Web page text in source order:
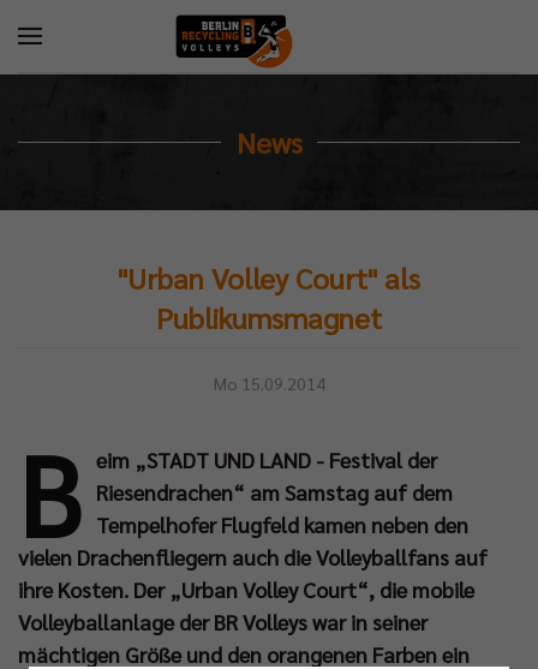
News
"Urban Volley Court" als
Publikumsmagnet
Mo 15.09.2014
B eim „STADT UND LAND - Festival der
Riesendrachen“ am Samstag auf dem
Tempelhofer Flugfeld kamen neben den
vielen Drachenfliegern auch die Volleyballfans auf
ihre Kosten. Der „Urban Volley Court“, die mobile
Volleyballanlage der BR Volleys war in seiner
mächtigen Größe und den orangenen Farben ein